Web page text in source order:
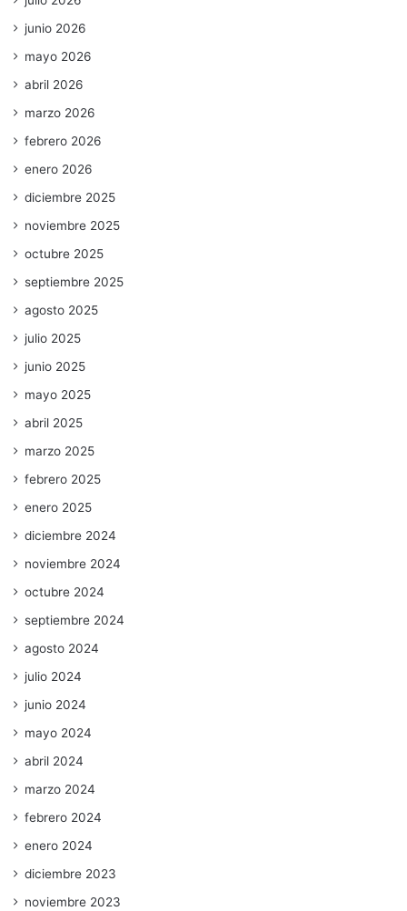
junio 2026
mayo 2026
abril 2026
marzo 2026
febrero 2026
enero 2026
diciembre 2025
noviembre 2025
octubre 2025
septiembre 2025
agosto 2025
julio 2025
junio 2025
mayo 2025
abril 2025
marzo 2025
febrero 2025
enero 2025
diciembre 2024
noviembre 2024
octubre 2024
septiembre 2024
agosto 2024
julio 2024
junio 2024
mayo 2024
abril 2024
marzo 2024
febrero 2024
enero 2024
diciembre 2023
noviembre 2023